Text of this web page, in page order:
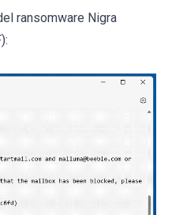
ransomware Nigra